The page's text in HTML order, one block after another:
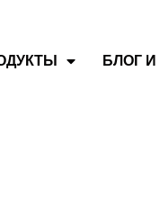
БЛОГ